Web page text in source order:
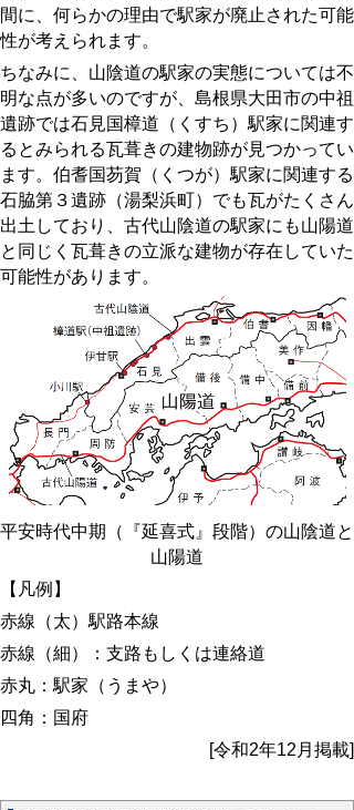
間に、何らかの理由で駅家が廃止された可能
性が考えられます。
ちなみに、山陰道の駅家の実態については不
明な点が多いのですが、島根県大田市の中祖
遺跡では石見国樟道（くすち）駅家に関連す
るとみられる瓦葺きの建物跡が見つかってい
ます。伯耆国芴賀（くつが）駅家に関連する
石脇第３遺跡（湯梨浜町）でも瓦がたくさん
出土しており、古代山陰道の駅家にも山陽道
と同じく瓦葺きの立派な建物が存在していた
可能性があります。
平安時代中期（『延喜式』段階）の山陰道と
山陽道
【凡例】
赤線（太）駅路本線
赤線（細）：支路もしくは連絡道
赤丸：駅家（うまや）
四角：国府
[令和2年12月掲載]